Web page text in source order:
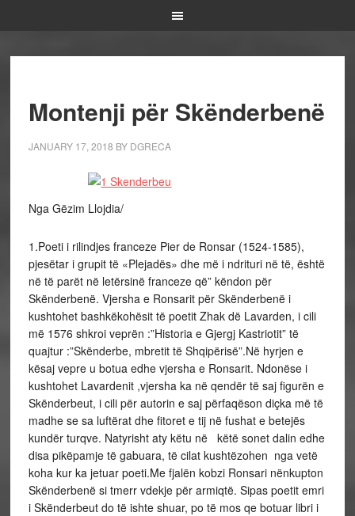
Montenji për Skënderbenë
JANUARY 17, 2018 BY DGRECA
Nga Gëzim Llojdia/
1.Poeti i rilindjes franceze Pier de Ronsar (1524-1585),
pjesëtar i grupit të «Plejadës» dhe më i ndrituri në të, është
në të parët në letërsinë fran­ceze që” këndon për
Skënderbenë. Vjersha e Ronsarit për Skënderbenë i
kushtohet bashkëkohësit të poetit Zhak dë Lavarden, i cili
më 1576 shkroi veprën :”Historia e Gjergj Kastriotit” të
quajtur :”Skënderbe, mbretit të Shqipërisë”.Në hyrjen e
kësaj vepre u botua edhe vjersha e Ronsarit. Ndonëse i
kushtohet Lavardenit ,vjersha ka në qendër të saj figurën e
Skënderbeut, i cili për autorin e saj përfaqëson diçka më të
madhe se sa luftërat dhe fitoret e tij në fushat e betejës
kundër turqve. Natyrisht aty këtu në këtë sonet dalin edhe
disa pikëpamje të gabuara, të cilat kushtëzohen nga vetë
koha kur ka jetuar poeti.Me fjalën kobzi Ronsari nënkupton
Skënderbenë si tmerr vdekje për armiqtë. Sipas poetit emri
i Skënderbeut do të ishte shuar, po të mos qe botuar libri i